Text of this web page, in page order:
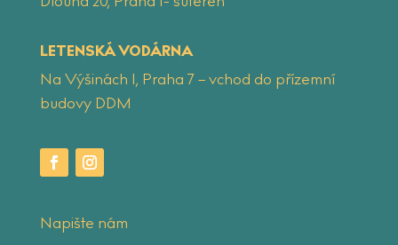
LETENSKÁ VODÁRNA
Na Výšinách 1, Praha 7 – vchod do přízemní
budovy DDM
Napište nám